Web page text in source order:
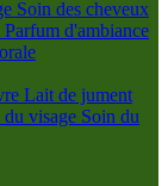
Soin des cheveux
Parfum d'ambiance
Lait de jument
du visage Soin du